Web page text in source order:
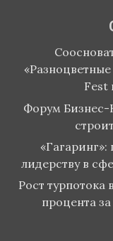
Fest
Форум Бизнес-
«Гагаринг»:
лидерству в
Рост турпотока
процента